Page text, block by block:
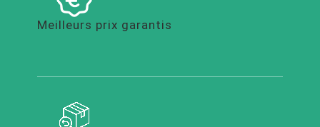
Meilleurs prix garantis